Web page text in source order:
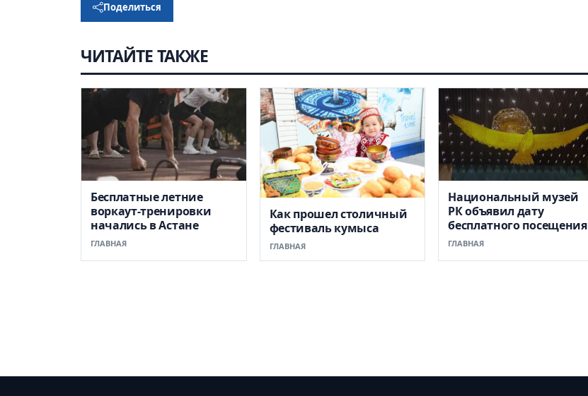
Поделиться
ЧИТАЙТЕ ТАКЖЕ
Бесплатные летние
воркаут-тренировки
начались в Астане
ГЛАВНАЯ
Как прошел столичный
фестиваль кумыса
ГЛАВНАЯ
Национальный музей
РК объявил дату
бесплатного посещения
ГЛАВНАЯ